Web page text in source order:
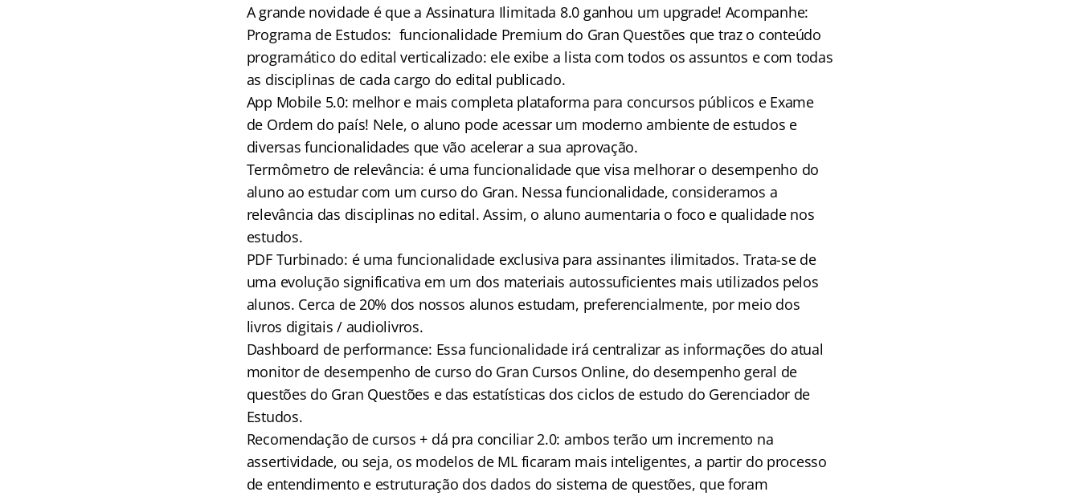
A grande novidade é que a Assinatura Ilimitada 8.0 ganhou um upgrade! Acompanhe:
Programa de Estudos: funcionalidade Premium do Gran Questões que traz o conteúdo
programático do edital verticalizado: ele exibe a lista com todos os assuntos e com todas
as disciplinas de cada cargo do edital publicado.
App Mobile 5.0: melhor e mais completa plataforma para concursos públicos e Exame
de Ordem do país! Nele, o aluno pode acessar um moderno ambiente de estudos e
diversas funcionalidades que vão acelerar a sua aprovação.
Termômetro de relevância: é uma funcionalidade que visa melhorar o desempenho do
aluno ao estudar com um curso do Gran. Nessa funcionalidade, consideramos a
relevância das disciplinas no edital. Assim, o aluno aumentaria o foco e qualidade nos
estudos.
PDF Turbinado: é uma funcionalidade exclusiva para assinantes ilimitados. Trata-se de
uma evolução significativa em um dos materiais autossuficientes mais utilizados pelos
alunos. Cerca de 20% dos nossos alunos estudam, preferencialmente, por meio dos
livros digitais / audiolivros.
Dashboard de performance: Essa funcionalidade irá centralizar as informações do atual
monitor de desempenho de curso do Gran Cursos Online, do desempenho geral de
questões do Gran Questões e das estatísticas dos ciclos de estudo do Gerenciador de
Estudos.
Recomendação de cursos + dá pra conciliar 2.0: ambos terão um incremento na
assertividade, ou seja, os modelos de ML ficaram mais inteligentes, a partir do processo
de entendimento e estruturação dos dados do sistema de questões, que foram